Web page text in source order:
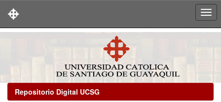
Repositorio Digital UCSG